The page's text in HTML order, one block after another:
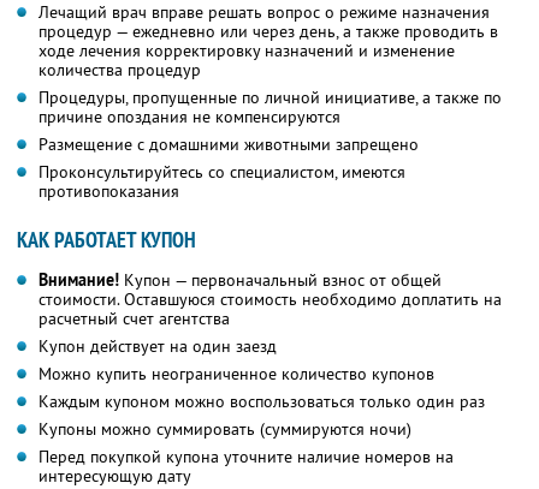
Лечащий врач вправе решать вопрос о режиме назначения
процедур — ежедневно или через день, а также проводить в
ходе лечения корректировку назначений и изменение
количества процедур
Процедуры, пропущенные по личной инициативе, а также по
причине опоздания не компенсируются
Размещение с домашними животными запрещено
Проконсультируйтесь со специалистом, имеются
противопоказания
КАК РАБОТАЕТ КУПОН
Внимание! Купон — первоначальный взнос от общей
стоимости. Оставшуюся стоимость необходимо доплатить на
расчетный счет агентства
Купон действует на один заезд
Можно купить неограниченное количество купонов
Каждым купоном можно воспользоваться только один раз
Купоны можно суммировать (суммируются ночи)
Перед покупкой купона уточните наличие номеров на
интересующую дату